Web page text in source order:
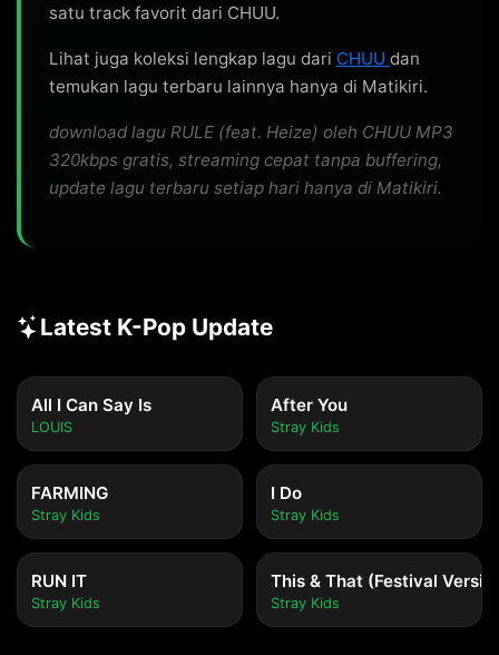
satu track favorit dari CHUU.
Lihat juga koleksi lengkap lagu dari CHUU dan
temukan lagu terbaru lainnya hanya di Matikiri.
download lagu RULE (feat. Heize) oleh CHUU MP3
320kbps gratis, streaming cepat tanpa buffering,
update lagu terbaru setiap hari hanya di Matikiri.
Latest K-Pop Update
All I Can Say Is
LOUIS
After You
Stray Kids
FARMING
Stray Kids
I Do
Stray Kids
RUN IT
Stray Kids
This & That (Festival
Stray Kids